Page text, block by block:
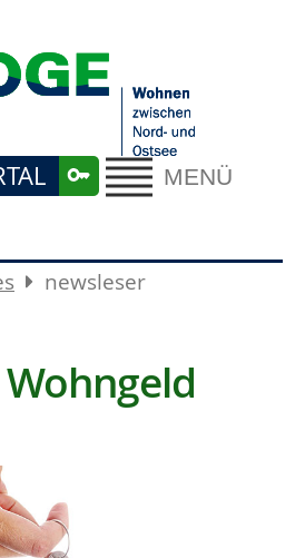
MENÜ
newsleser